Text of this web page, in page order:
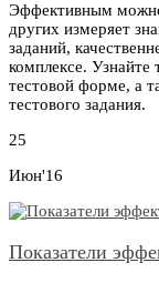
Эффективным можно
других измеряет
заданий,
комплексе.
тестовой форме, а
тестового задания.
25
Июн'16
Показатели